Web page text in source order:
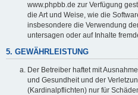
www.phpbb.de zur Verfügung
die Art und Weise, wie die
insbesondere die Verwendung
untersagen oder auf Inhalte
5. GEWÄHRLEISTUNG
Der Betreiber haftet mit
und Gesundheit und der
(Kardinalpflichten) nur für